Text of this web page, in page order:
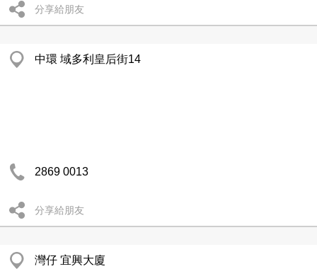
分享給朋友
中環 域多利皇后街14
2869 0013
分享給朋友
灣仔 宜興大廈